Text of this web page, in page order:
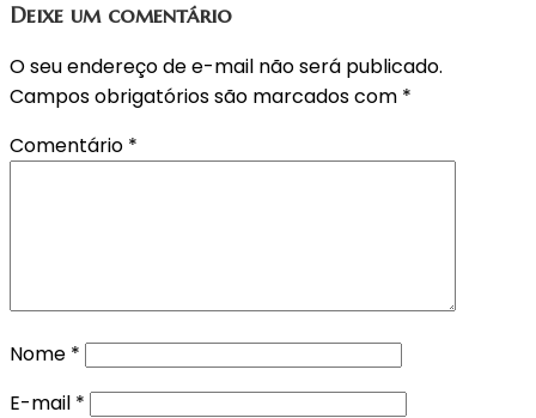
Deixe um comentário
O seu endereço de e-mail não será publicado.
Campos obrigatórios são marcados com *
Comentário *
Nome *
E-mail *